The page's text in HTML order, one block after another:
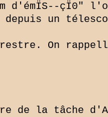
d'émÏS--çÏ0"
depuis un
On
de la tâche